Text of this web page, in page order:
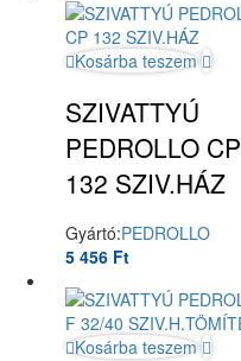
Kosárba teszem
SZIVATTYÚ
PEDROLLO CP
132 SZIV.HÁZ
Gyártó:PEDROLLO
5 456 Ft
Kosárba teszem